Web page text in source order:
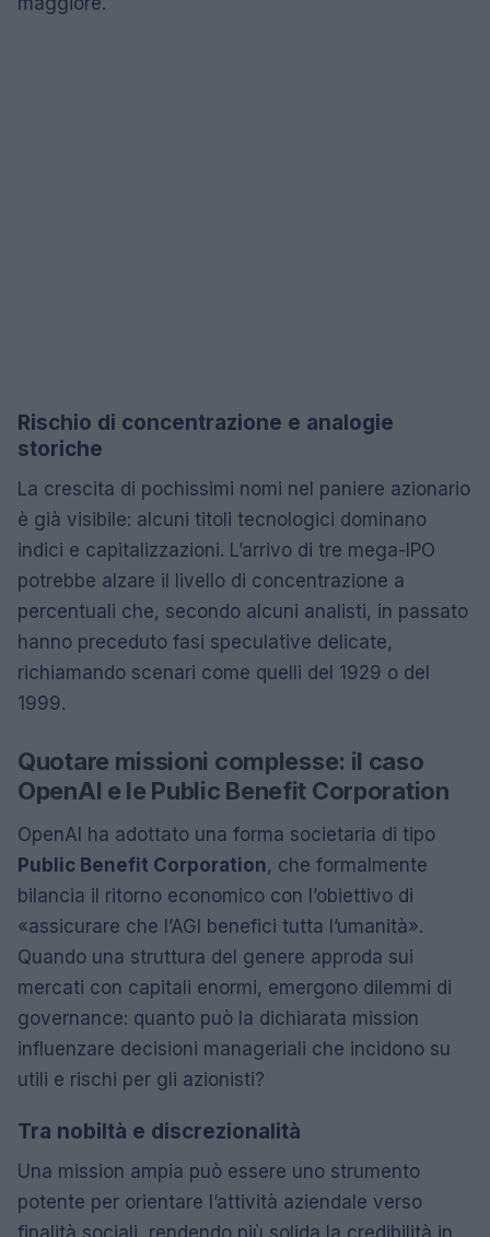
Rischio di concentrazione e analogie
storiche
La crescita di pochissimi nomi nel paniere azionario
è già visibile: alcuni titoli tecnologici dominano
indici e capitalizzazioni. L’arrivo di tre mega-IPO
potrebbe alzare il livello di concentrazione a
percentuali che, secondo alcuni analisti, in passato
hanno preceduto fasi speculative delicate,
richiamando scenari come quelli del 1929 o del
1999.
Quotare missioni complesse: il caso
OpenAI e le Public Benefit Corporation
OpenAI ha adottato una forma societaria di tipo
Public Benefit Corporation, che formalmente
bilancia il ritorno economico con l’obiettivo di
«assicurare che l’AGI benefici tutta l’umanità».
Quando una struttura del genere approda sui
mercati con capitali enormi, emergono dilemmi di
governance: quanto può la dichiarata mission
influenzare decisioni manageriali che incidono su
utili e rischi per gli azionisti?
Tra nobiltà e discrezionalità
Una mission ampia può essere uno strumento
potente per orientare l’attività aziendale verso
finalità sociali, rendendo più solida la credibilità in